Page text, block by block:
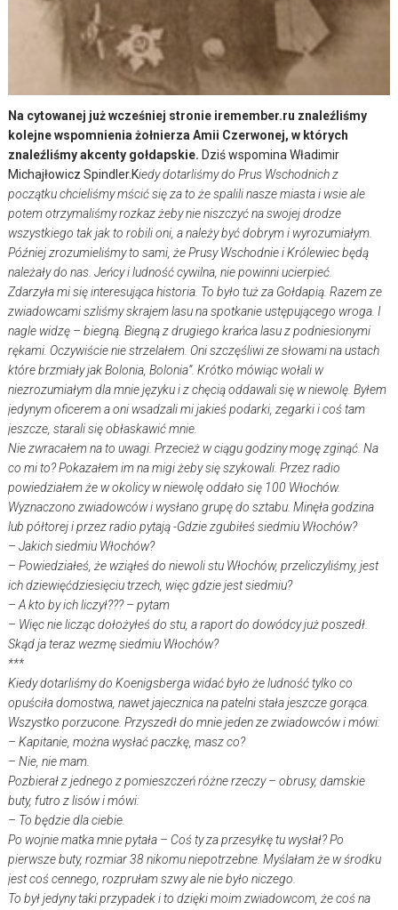
Na cytowanej już wcześniej stronie iremember.ru znaleźliśmy
kolejne wspomnienia żołnierza Amii Czerwonej, w których
znaleźliśmy akcenty gołdapskie. Dziś wspomina Władimir
Michajłowicz Spindler.Kiedy dotarliśmy do Prus Wschodnich z
początku chcieliśmy mścić się za to że spalili nasze miasta i wsie ale
potem otrzymaliśmy rozkaz żeby nie niszczyć na swojej drodze
wszystkiego tak jak to robili oni, a należy być dobrym i wyrozumiałym.
Później zrozumieliśmy to sami, że Prusy Wschodnie i Królewiec będą
należały do nas. Jeńcy i ludność cywilna, nie powinni ucierpieć.
Zdarzyła mi się interesująca historia. To było tuż za Gołdapią. Razem ze
zwiadowcami szliśmy skrajem lasu na spotkanie ustępującego wroga. I
nagle widzę – biegną. Biegną z drugiego krańca lasu z podniesionymi
rękami. Oczywiście nie strzelałem. Oni szczęśliwi ze słowami na ustach
które brzmiały jak Bolonia, Bolonia”. Krótko mówiąc wołali w
niezrozumiałym dla mnie języku i z chęcią oddawali się w niewolę. Byłem
jedynym oficerem a oni wsadzali mi jakieś podarki, zegarki i coś tam
jeszcze, starali się obłaskawić mnie.
Nie zwracałem na to uwagi. Przecież w ciągu godziny mogę zginąć. Na
co mi to? Pokazałem im na migi żeby się szykowali. Przez radio
powiedziałem że w okolicy w niewolę oddało się 100 Włochów.
Wyznaczono zwiadowców i wysłano grupę do sztabu. Minęła godzina
lub półtorej i przez radio pytają -Gdzie zgubiłeś siedmiu Włochów?
– Jakich siedmiu Włochów?
– Powiedziałeś, że wziąłeś do niewoli stu Włochów, przeliczyliśmy, jest
ich dziewięćdziesięciu trzech, więc gdzie jest siedmiu?
– A kto by ich liczył??? – pytam
– Więc nie licząc dołożyłeś do stu, a raport do dowódcy już poszedł.
Skąd ja teraz wezmę siedmiu Włochów?
***
Kiedy dotarliśmy do Koenigsberga widać było że ludność tylko co
opuściła domostwa, nawet jajecznica na patelni stała jeszcze gorąca.
Wszystko porzucone. Przyszedł do mnie jeden ze zwiadowców i mówi:
– Kapitanie, można wysłać paczkę, masz co?
– Nie, nie mam.
Pozbierał z jednego z pomieszczeń różne rzeczy – obrusy, damskie
buty, futro z lisów i mówi:
– To będzie dla ciebie.
Po wojnie matka mnie pytała – Coś ty za przesyłkę tu wysłał? Po
pierwsze buty, rozmiar 38 nikomu niepotrzebne. Myślałam że w środku
jest coś cennego, rozprułam szwy ale nie było niczego.
To był jedyny taki przypadek i to dzięki moim zwiadowcom, że coś na